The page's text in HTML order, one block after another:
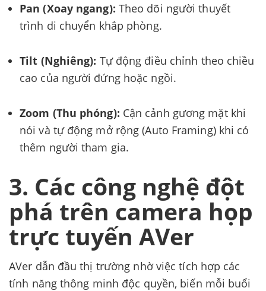
Pan (Xoay ngang): Theo dõi người thuyết
trình di chuyển khắp phòng.
Tilt (Nghiêng): Tự động điều chỉnh theo chiều
cao của người đứng hoặc ngồi.
Zoom (Thu phóng): Cận cảnh gương mặt khi
nói và tự động mở rộng (Auto Framing) khi có
thêm người tham gia.
3. Các công nghệ đột
phá trên camera họp
trực tuyến AVer
AVer dẫn đầu thị trường nhờ việc tích hợp các
tính năng thông minh độc quyền, biến mỗi buổi